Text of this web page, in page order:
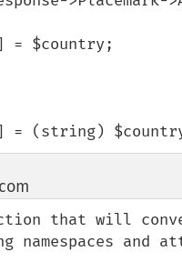
= (string)
that will
namespaces and